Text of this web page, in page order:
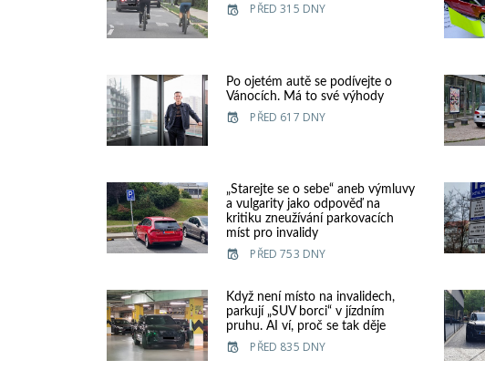
PŘED 315 DNY
Po ojetém autě se podívejte o
Vánocích. Má to své výhody
PŘED 617 DNY
„Starejte se o sebe“ aneb výmluvy
a vulgarity jako odpověď na
kritiku zneužívání parkovacích
míst pro invalidy
PŘED 753 DNY
Když není místo na invalidech,
parkují „SUV borci“ v jízdním
pruhu. AI ví, proč se tak děje
PŘED 835 DNY